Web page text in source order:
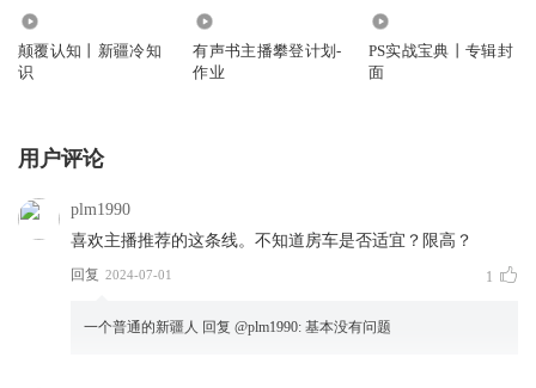
颠覆认知丨新疆冷知
识
有声书主播攀登计划-
作业
PS实战宝典丨专辑封
面
用户评论
plm1990
喜欢主播推荐的这条线。不知道房车是否适宜？限高？
回复 2024-07-01 1
一个普通的新疆人 回复 @plm1990: 基本没有问题